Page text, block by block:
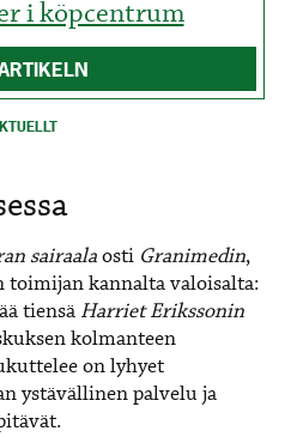
i köpcentrum
sairaalaosti Granimedin,
toimijan kannalta valoisalta:
tiensä Harriet Erikssonin
kolmanteen
on lyhyet
ystävällinen palvelu ja